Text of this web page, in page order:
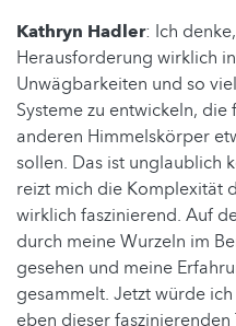
Kathryn Hadler: Ich
Herausforderung wirklich
Unwägbarkeiten und so
Systeme zu entwickeln,
anderen Himmelskörper
sollen. Das ist unglaublich
reizt mich die Komplexität
wirklich faszinierend. Auf
durch meine Wurzeln im
gesehen und meine
gesammelt. Jetzt würde
eben dieser